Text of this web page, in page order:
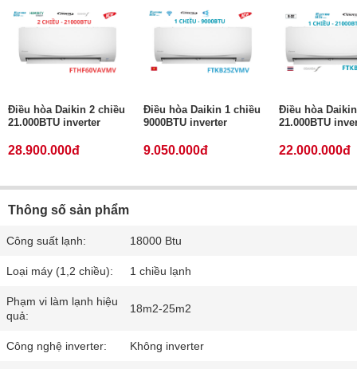
Điều hòa Daikin 2 chiều
21.000BTU inverter
28.900.000đ
Điều hòa Daikin 1 chiều
9000BTU inverter
9.050.000đ
Điều hòa
21.000BTU
22.000.000đ
Thông số sản phẩm
Công suất lạnh: 18000 Btu
Loại máy (1,2 chiều): 1 chiều lạnh
Phạm vi làm lạnh hiệu
quả:
18m2-25m2
Công nghệ inverter: Không inverter